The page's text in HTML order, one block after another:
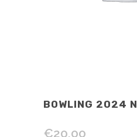
BOWLING 2024
€20,00